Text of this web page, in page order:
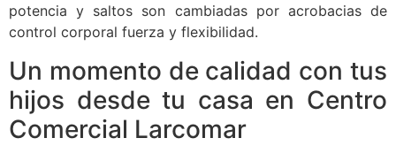
potencia y saltos son cambiadas por acrobacias de
control corporal fuerza y flexibilidad.
Un momento de calidad con tus
hijos desde tu casa en Centro
Comercial Larcomar